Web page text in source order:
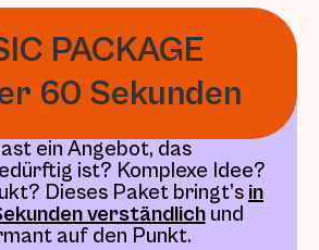
PACKAGE
60 Sekunden
ein Angebot, das
ist? Komplexe Idee?
Dieses Paket bringt’s in
verständlichund
auf den Punkt.